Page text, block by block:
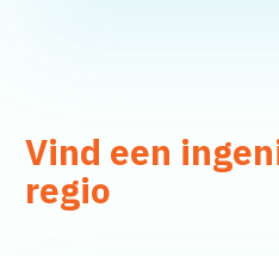
Vind een
regio